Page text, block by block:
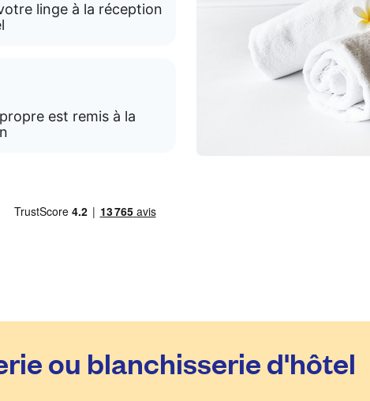
linge à la réception
est remis à la
ou blanchisserie d'hôtel